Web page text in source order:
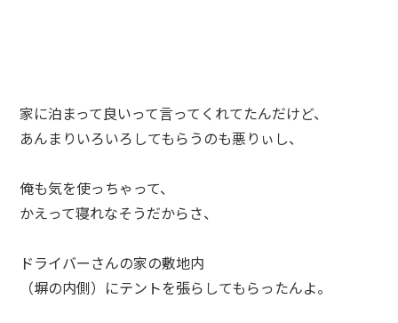
家に泊まって良いって言ってくれてたんだけど、
あんまりいろいろしてもらうのも悪りぃし、
俺も気を使っちゃって、
かえって寝れなそうだからさ、
ドライバーさんの家の敷地内
（塀の内側）にテントを張らしてもらったんよ。